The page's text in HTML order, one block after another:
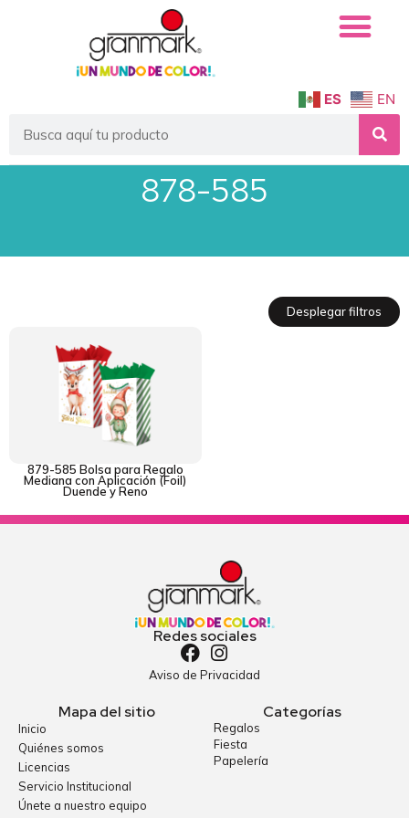
ES EN
878-585
Desplegar filtros
879-585 Bolsa para Regalo
Mediana con Aplicación (Foil)
Duende y Reno
Redes sociales
Aviso de Privacidad
Mapa del sitio
Inicio
Quiénes somos
Licencias
Servicio Institucional
Únete a nuestro equipo
Categorías
Regalos
Fiesta
Papelería